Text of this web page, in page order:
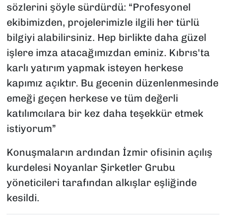
sözlerini şöyle sürdürdü: “Profesyonel
ekibimizden, projelerimizle ilgili her türlü
bilgiyi alabilirsiniz. Hep birlikte daha güzel
işlere imza atacağımızdan eminiz. Kıbrıs'ta
karlı yatırım yapmak isteyen herkese
kapımız açıktır. Bu gecenin düzenlenmesinde
emeği geçen herkese ve tüm değerli
katılımcılara bir kez daha teşekkür etmek
istiyorum”
Konuşmaların ardından İzmir ofisinin açılış
kurdelesi Noyanlar Şirketler Grubu
yöneticileri tarafından alkışlar eşliğinde
kesildi.